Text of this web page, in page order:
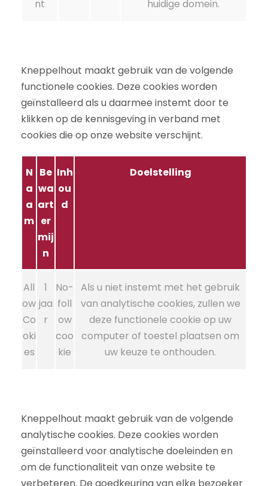
nt
huidige domein.
Kneppelhout maakt gebruik van de volgende
functionele cookies. Deze cookies worden
geïnstalleerd als u daarmee instemt door te
klikken op de kennisgeving in verband met
cookies die op onze website verschijnt.
N
a
a
m
Be
wa
art
er
mij
n
Inh
ou
d
Doelstelling
All
ow
Co
oki
es
1
jaa
r
No-
foll
ow
coo
kie
Als u niet instemt met het gebruik
van analytische cookies, zullen we
deze functionele cookie op uw
computer of toestel plaatsen om
uw keuze te onthouden.
Kneppelhout maakt gebruik van de volgende
analytische cookies. Deze cookies worden
geïnstalleerd voor analytische doeleinden en
om de functionaliteit van onze website te